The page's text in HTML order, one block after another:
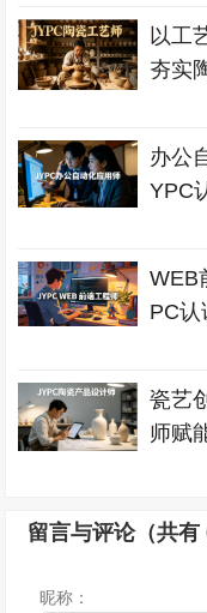
以工
夯实
办公
YPC
WEB
PC认
瓷艺
师赋
留言与评论（共有
昵称：